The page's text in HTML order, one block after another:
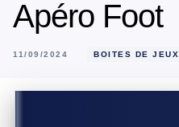
Apéro Foot
11/09/2024 BOITES DE JEUX